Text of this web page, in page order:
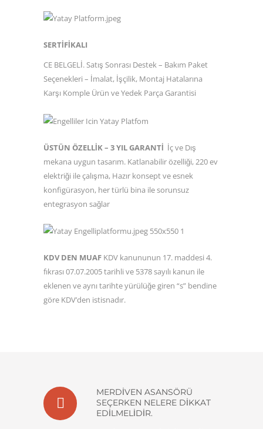
SERTİFİKALI
CE BELGELİ. Satış Sonrası Destek – Bakım Paket
Seçenekleri – İmalat, İşçilik, Montaj Hatalarına
Karşı Komple Ürün ve Yedek Parça Garantisi
ÜSTÜN ÖZELLİK – 3 YIL GARANTİ İç ve Dış
mekana uygun tasarım. Katlanabilir özelliği, 220 ev
elektriği ile çalışma, Hazır konsept ve esnek
konfigürasyon, her türlü bina ile sorunsuz
entegrasyon sağlar
KDV DEN MUAF KDV kanununun 17. maddesi 4.
fıkrası 07.07.2005 tarihli ve 5378 sayılı kanun ile
eklenen ve aynı tarihte yürülüğe giren “s” bendine
göre KDV’den istisnadır.
MERDIVEN ASANSÖRÜ
SEÇERKEN NELERE DIKKAT
EDILMELIDIR.